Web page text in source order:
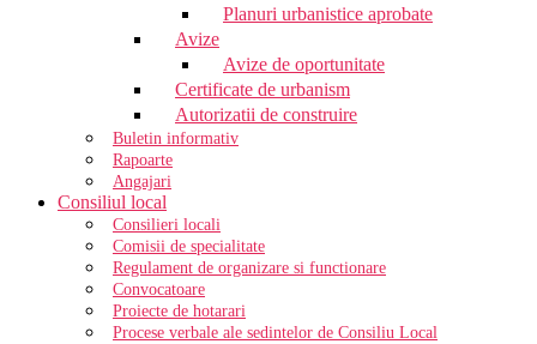
Planuri urbanistice aprobate
Avize
Avize de oportunitate
Certificate de urbanism
Autorizatii de construire
Buletin informativ
Rapoarte
Angajari
Consiliul local
Consilieri locali
Comisii de specialitate
Regulament de organizare si functionare
Convocatoare
Proiecte de hotarari
Procese verbale ale sedintelor de Consiliu Local